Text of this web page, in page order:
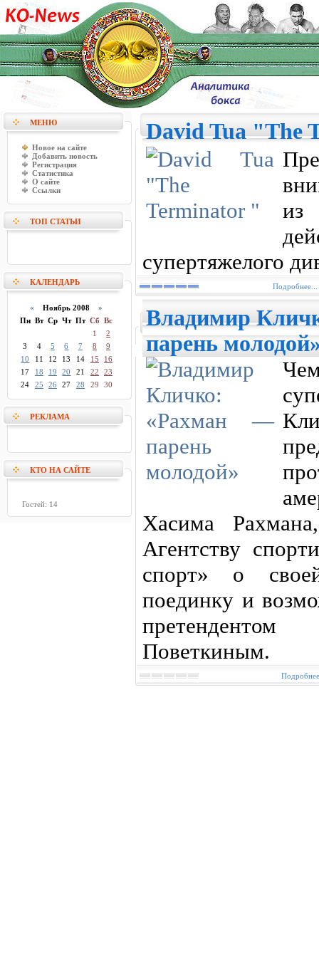
МЕНЮ
Новое на сайте
Добавить новость
Регистрация
Статистика
О сайте
Ссылки
ТОП СТАТЬИ
КАЛЕНДАРЬ
« Ноябрь 2008 »
Пн Вт Ср Чт Пт Сб Вс
1
2
3
4 5 6 7 8
9
10
11 12 13 14 15
16
17
18 19 20 21 22
23
24
25 26 27 28 29 30
РЕКЛАМА
КТО НА САЙТЕ
Гостей: 14
David Tua "The
супертяжелого
Подробнее...
Владимир
парень
Хасима
Агентству
спорт» о
поединку и
Поветкиным.